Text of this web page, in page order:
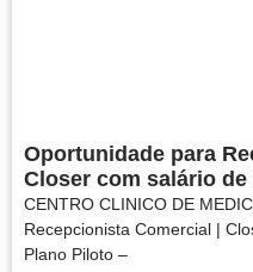
Oportunidade para
Closer com salário de
CENTRO CLINICO DE
Recepcionista Comercial |
Plano Piloto –